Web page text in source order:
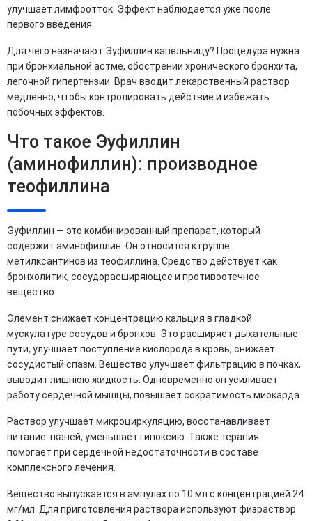
улучшает лимфоотток. Эффект наблюдается уже после
первого введения.
Для чего назначают Эуфиллин капельницу? Процедура нужна
при бронхиальной астме, обострении хронического бронхита,
легочной гипертензии. Врач вводит лекарственный раствор
медленно, чтобы контролировать действие и избежать
побочных эффектов.
Что такое Эуфиллин
(аминофиллин): производное
теофиллина
Эуфиллин — это комбинированный препарат, который
содержит аминофиллин. Он относится к группе
метилксантинов из теофиллина. Средство действует как
бронхолитик, сосудорасширяющее и противоотечное
вещество.
Элемент снижает концентрацию кальция в гладкой
мускулатуре сосудов и бронхов. Это расширяет дыхательные
пути, улучшает поступление кислорода в кровь, снижает
сосудистый спазм. Вещество улучшает фильтрацию в почках,
выводит лишнюю жидкость. Одновременно он усиливает
работу сердечной мышцы, повышает сократимость миокарда.
Раствор улучшает микроциркуляцию, восстанавливает
питание тканей, уменьшает гипоксию. Также терапия
помогает при сердечной недостаточности в составе
комплексного лечения.
Вещество выпускается в ампулах по 10 мл с концентрацией 24
мг/мл. Для приготовления раствора используют физраствор